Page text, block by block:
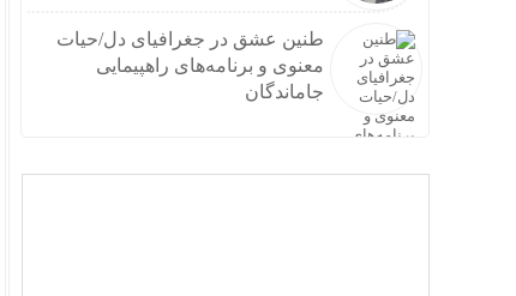
طنین عشق در جغرافیای دل/حیات
معنوی و برنامه‌های راهپیمایی
جاماندگان